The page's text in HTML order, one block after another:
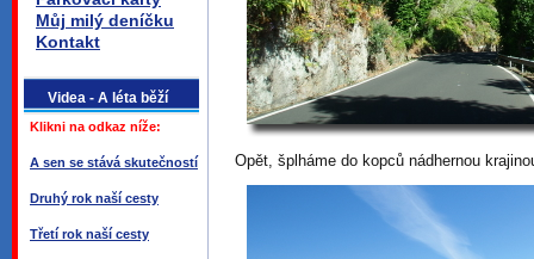
Můj milý deníčku
Kontakt
Videa - A léta běží
Klikni na odkaz níže:
A sen se stává skutečností
Druhý rok naší cesty
Třetí rok naší cesty
Opět, šplháme do kopců nádhernou